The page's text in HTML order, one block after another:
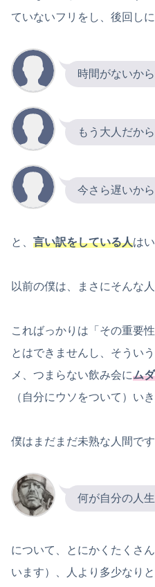
ていないフリをし、後回し
時間がないから
もう大人だから
今さら遅いから
と、 言い訳をしている人は
以前の僕は、まさにそんな人
こればっかりは「その重要
とはできませんし、そうい
メ、つまらない飲み会にム
（自分にウソをついて）いき
僕はまだまだ未熟な人間です
何が自分の人
について、とにかくたくさ
います）、人より多少なり